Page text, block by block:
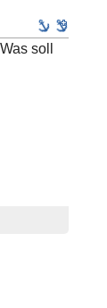
soll